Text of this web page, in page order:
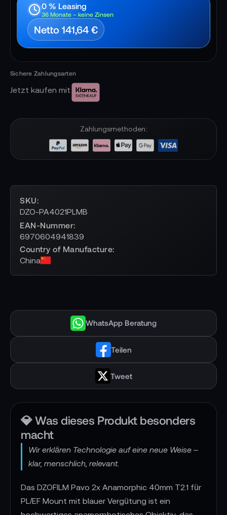
0 % Leasing
36 Monate – keine Zinsen
Netto 141,64 €
Jetzt kaufen mit
Zahlungsmethoden:
SKU
DZO-PA4021PLMB
EAN-Nummer
6970604941839
Country of Manufacture
China
WhatsApp Beratung
Teilen
Tweet
💎 Was dieses Produkt besonders
macht
Wir erklären Technologie auf eine neue Weise –
klar, menschlich, relevant.
Das DZOFILM Pavo 2x Anamorphic 40mm T2.1 für
PL/EF Mount mit blauer Vergütung ist ein